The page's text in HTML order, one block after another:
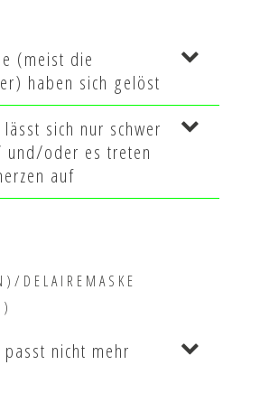
(meist die
haben sich gelöst
lässt sich nur schwer
und/oder es treten
auf
DELAIREMASKE
passt nicht mehr